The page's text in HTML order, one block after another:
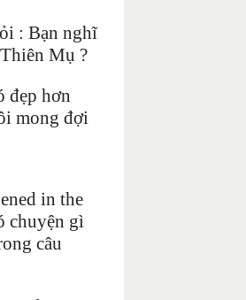
: Bạn nghĩ
Mụ ?
đẹp hơn
mong đợi
in the
chuyện gì
câu